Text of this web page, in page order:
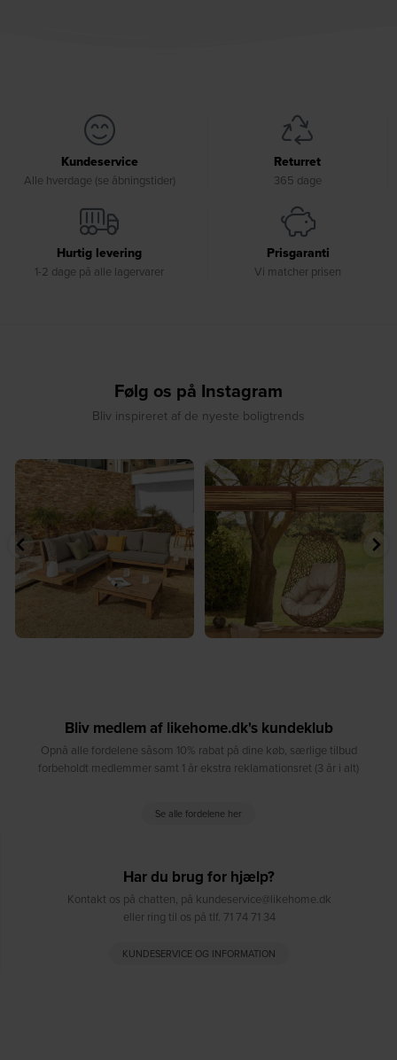
Kundeservice
Alle hverdage (se åbningstider)
Returret
365 dage
Hurtig levering
1-2 dage på alle lagervarer
Prisgaranti
Vi matcher prisen
Følg os på Instagram
Bliv inspireret af de nyeste boligtrends
☀️ Sommerens naturlige
samlingspunkt⁠
8 0
☀️ Find dit yndlingssted denne
sommer⁠
8 0
Bliv medlem af likehome.dk's kundeklub
Opnå alle fordelene såsom 10% rabat på dine køb, særlige tilbud
forbeholdt medlemmer samt 1 år ekstra reklamationsret (3 år i alt)
Se alle fordelene her
Har du brug for hjælp?
Kontakt os på chatten, på kundeservice@likehome.dk
eller ring til os på tlf. 71 74 71 34
KUNDESERVICE OG INFORMATION